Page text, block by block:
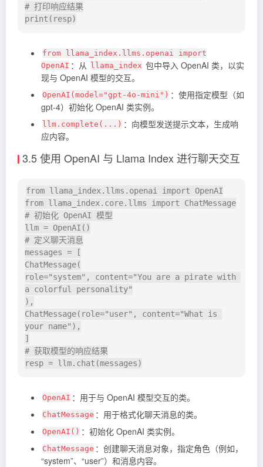
# 打印响应结果
from llama_index.llms.openai import
OpenAI ：从 llama_index 包中导入 OpenAI 类，以实
现与 OpenAI 模型的交互。
OpenAI(model="gpt-4o-mini") ：使用指定模型（如
gpt-4）初始化 OpenAI 类实例。
llm.complete(...) ：向模型发送提示文本，生成响
应内容。
3.5 使用 OpenAI 与 Llama Index 进行聊天交互
from llama_index.llms.openai import OpenAI
from llama_index.core.llms import ChatMessage
# 初始化 OpenAI 模型
llm = OpenAI()
# 定义聊天消息
messages = [
ChatMessage(
role="system", content="You are a pirate with
a colorful personality"
),
ChatMessage(role="user", content="What is
your name"),
]
# 获取模型的响应结果
OpenAI ：用于与 OpenAI 模型交互的类。
ChatMessage ：用于格式化聊天消息的类。
OpenAI() ：初始化 OpenAI 类实例。
ChatMessage ：创建聊天消息对象，指定角色（例如，
“system”、“user”）和消息内容。